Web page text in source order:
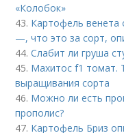
«Колобок»
43. Картофель венета
—, что это за сорт,
44.Слабит ли груша
45. Махитос f1 томат.
выращивания сорта
46. Можно ли есть
прополис?
47. Картофель Бриз